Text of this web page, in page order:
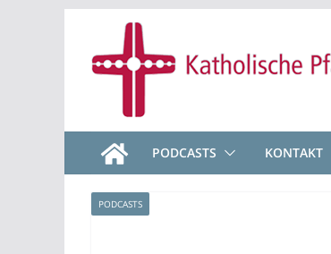
springen
PODCASTS KONTAKT
PODCASTS